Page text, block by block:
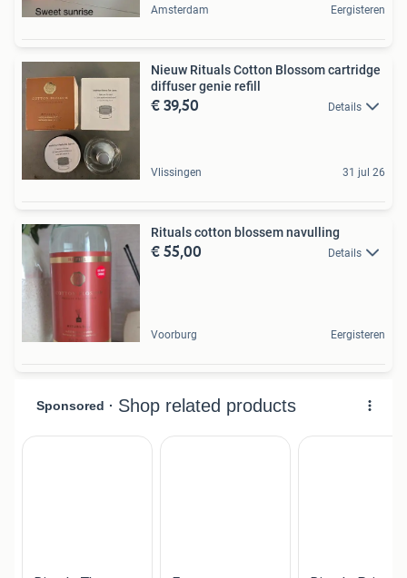
Amsterdam Eergisteren
Nieuw Rituals Cotton Blossom cartridge
diffuser genie refill
€ 39,50 Details
Vlissingen 31 jul 26
Rituals cotton blossem navulling
€ 55,00 Details
Voorburg Eergisteren